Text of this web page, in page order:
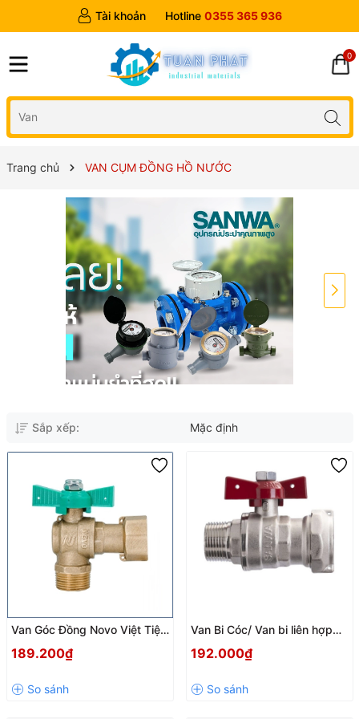
Tài khoản Hotline 0355 365 936
0
Trang chủ VAN CỤM ĐỒNG HỒ NƯỚC
Sắp xếp: Mặc định
Van Góc Đồng Novo Việt Tiệp
Dùng Cho Đồng Hồ Nước
189.200₫
Van Bi Cóc/ Van bi liên hợp
Toàn, Tiện Dụng
192.000₫